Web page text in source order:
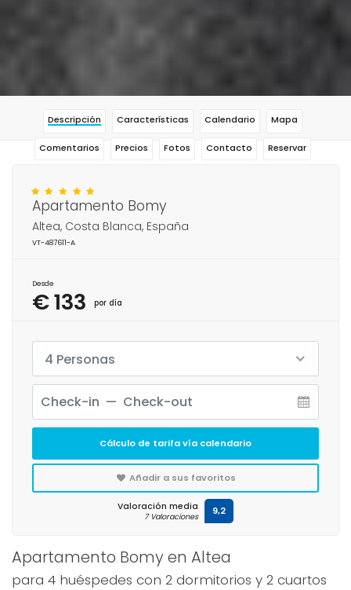
Descripción Características Calendario Mapa
Comentarios Precios Fotos Contacto Reservar
Apartamento Bomy en Altea
para 4 huéspedes con 2 dormitorios y 2 cuartos
Apartamento Bomy
Altea, Costa Blanca, España
VT-487611-A
Desde
€ 133 por día
4 Personas
Cálculo de tarifa vía calendario
Añadir a sus favoritos
Valoración media
7 Valoraciones 9,2